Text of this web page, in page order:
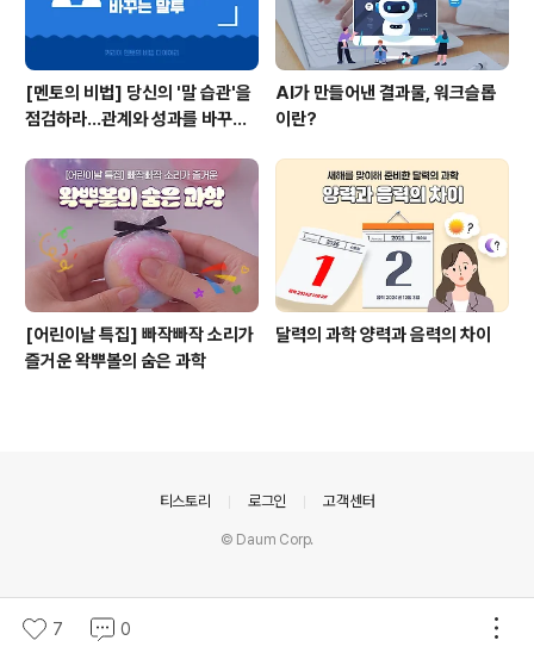
[멘토의 비법] 당신의 '말 습관'을
점검하라...관계와 성과를 바꾸는
AI가 만들어낸 결과물, 워크슬롭
이란?
[어린이날 특집] 빠작빠작 소리가
즐거운 왁뿌볼의 숨은 과학
달력의 과학 양력과 음력의 차이
7 0
티스토리 로그인 고객센터
© Daum Corp.